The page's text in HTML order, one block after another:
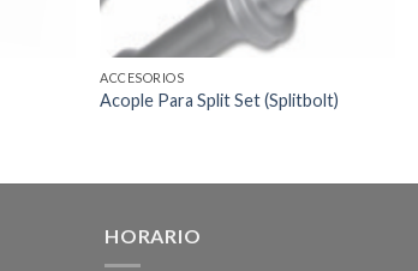
ACCESORIOS
Acople Para Split Set (Splitbolt)
HORARIO